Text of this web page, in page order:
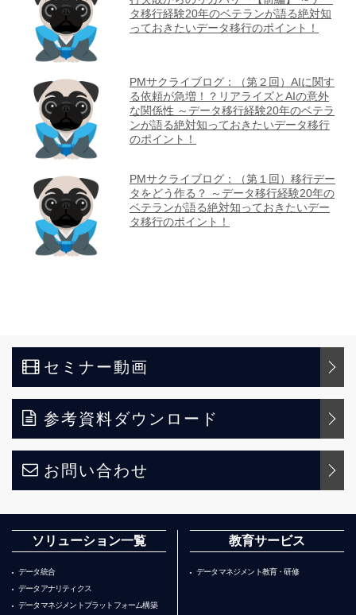
セミナー動画
参考資料ダウンロード
お問い合わせ
ソリューション一覧
データ統合
データアナリティクス
データマネジメントプラットフォーム構築
教育サービス
データマネジメント教育・研修